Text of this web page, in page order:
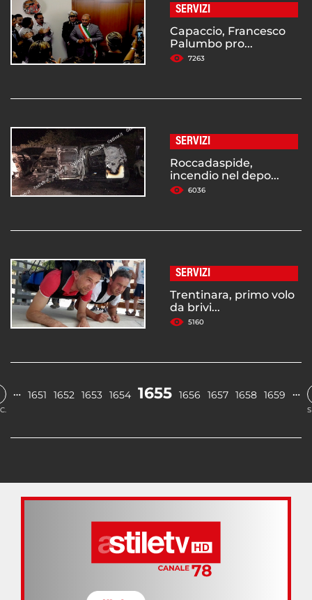
SERVIZI
Capaccio, Francesco
Palumbo pro...
7263
SERVIZI
Roccadaspide,
incendio nel depo...
6036
SERVIZI
Trentinara, primo volo
da brivi...
5160
… 1651 1652 1653 1654 1655 1656 1657 1658 1659 …